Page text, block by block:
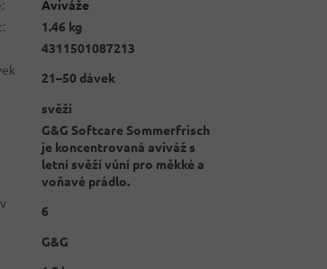
:
Aviváže
:
1.46 kg
4311501087213
21–50 dávek
svěží
G&G Softcare Sommerfrisch
je koncentrovaná aviváž s
letní svěží vůní pro měkké a
voňavé prádlo.
6
G&G